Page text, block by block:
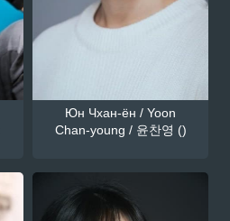
Юн Чхан-ён / Yoon
Chan-young / 윤찬영 ()